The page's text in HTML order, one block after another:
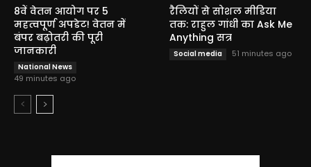
8वें वेतन आयोग पर 5
महत्वपूर्ण अपडेट! वेतन में
बंपर बढ़ोतरी की पूरी
जानकारी
National News
49 minutes ago
रैलियों से सोशल मीडिया
तक: राहुल गांधी का Ask Me
Anything सत्र
Social media 51 minutes ago